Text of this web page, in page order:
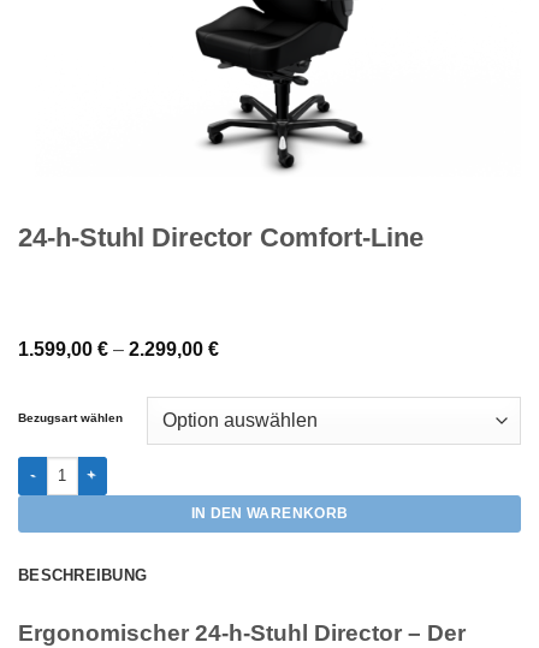
24-h-Stuhl Director Comfort-Line
1.599,00 € – 2.299,00 €
Bezugsart wählen
24-h-Stuhl Director Comfort-Line Menge
IN DEN WARENKORB
BESCHREIBUNG
Ergonomischer 24-h-Stuhl Director – Der